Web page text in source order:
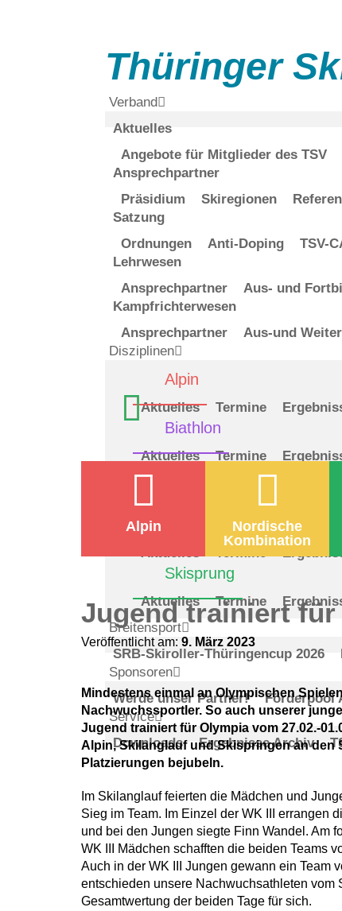
Thüringer
Verband
Aktuelles
Angebote für Mitglieder des TSV
Ansprechpartner
Präsidium
Skiregionen
Satzung
Ordnungen
Anti-Doping
TSV-
Lehrwesen
Ansprechpartner
Aus- und
Kampfrichterwesen
Ansprechpartner
Aus-und
Disziplinen
Alpin
Aktuelles Termine
Biathlon
Aktuelles Termine
Aktuelles Termine
Nord. Kombination
Aktuelles Termine
Skisprung
Aktuelles Termine
Breitensport
SRB-Skiroller-Thüringencup 2026
Sponsoren
Werde unser Partner!
Förderpool
Service
Downloads
Ergebnisse Archiv
Alpin
Nordische
Kombination
Jugend trainiert für
Veröffentlicht am: 9. März 2023
Mindestens einmal an Olympischen
Nachwuchssportler. So auch unserer
Jugend trainiert für Olympia vom 27.02.-
Alpin, Skilanglauf und Skispringen an
Platzierungen bejubeln.
Im Skilanglauf feierten die Mädchen und
Sieg im Team. Im Einzel der WK III errangen
und bei den Jungen siegte Finn Wandel. Am
WK III Mädchen schafften die beiden Teams
Auch in der WK III Jungen gewann ein Team
entschieden unsere Nachwuchsathleten
Gesamtwertung der beiden Tage für sich.